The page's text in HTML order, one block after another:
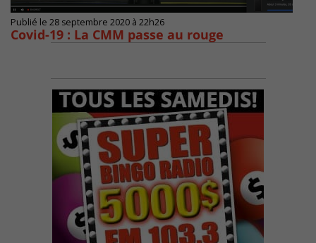
Publié le 28 septembre 2020 à 22h26
Covid-19 : La CMM passe au rouge